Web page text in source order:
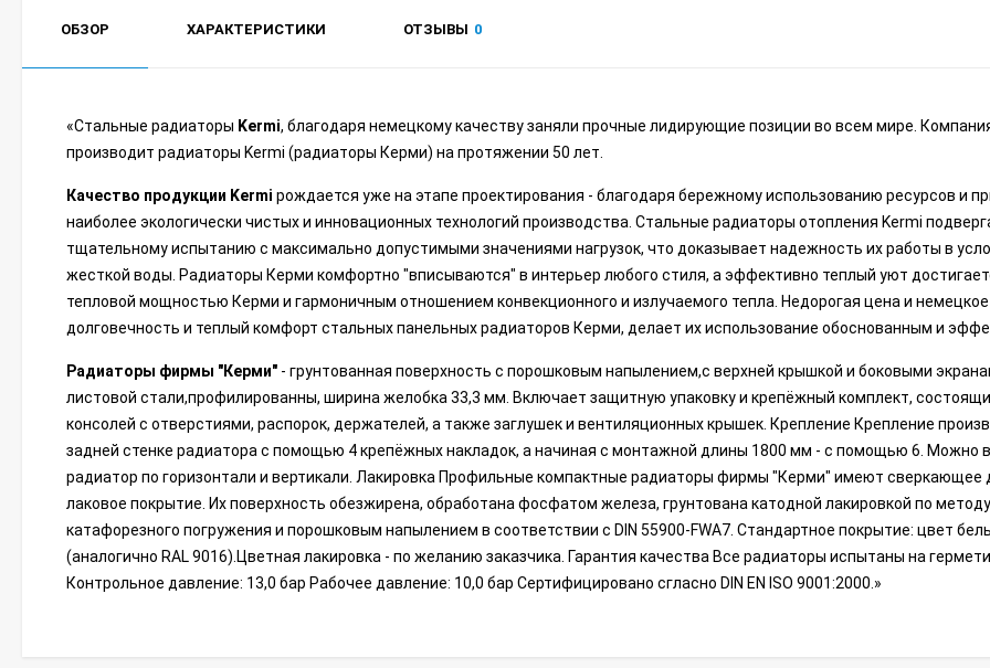
ОБЗОР ХАРАКТЕРИСТИКИ ОТЗЫВЫ 0
«Стальные радиаторы Kermi, благодаря немецкому качеству заняли прочные лидирующие позиции во всем мире.
производит радиаторы Kermi (радиаторы Керми) на протяжении 50 лет.
Качество продукции Kermi рождается уже на этапе проектирования - благодаря бережному использованию ресурсов и
наиболее экологически чистых и инновационных технологий производства. Стальные радиаторы отопления Kermi
тщательному испытанию c максимально допустимыми значениями нагрузок, что доказывает надежность их работы в
жесткой воды. Радиаторы Керми комфортно "вписываются" в интерьер любого стиля, а эффективно теплый уют
тепловой мощностью Керми и гармоничным отношением конвекционного и излучаемого тепла. Недорогая цена и немецкое
долговечность и теплый комфорт стальных панельных радиаторов Керми, делает их использование обоснованным и
Радиаторы фирмы "Керми" - грунтованная поверхность с порошковым напылением,с верхней крышкой и боковыми
листовой стали,профилированны, ширина желобка 33,3 мм. Включает защитную упаковку и крепёжный комплект,
консолей с отверстиями, распорок, держателей, а также заглушек и вентиляционных крышек. Крепление Крепление
задней стенке радиатора с помощью 4 крепёжных накладок, а начиная с монтажной длины 1800 мм - с помощью 6. Можно
радиатор по горизонтали и вертикали. Лакировка Профильные компактные радиаторы фирмы "Керми" имеют сверкающее
лаковое покрытие. Их поверхность обезжирена, обработана фосфатом железа, грунтована катодной лакировкой по методу
катафорезного погружения и порошковым напылением в соответствии с DIN 55900-FWA7. Стандартное покрытие: цвет
(аналогично RAL 9016).Цветная лакировка - по желанию заказчика. Гарантия качества Все радиаторы испытаны на
Контрольное давление: 13,0 бар Рабочее давление: 10,0 бар Сертифицировано сгласно DIN EN ISO 9001:2000.»